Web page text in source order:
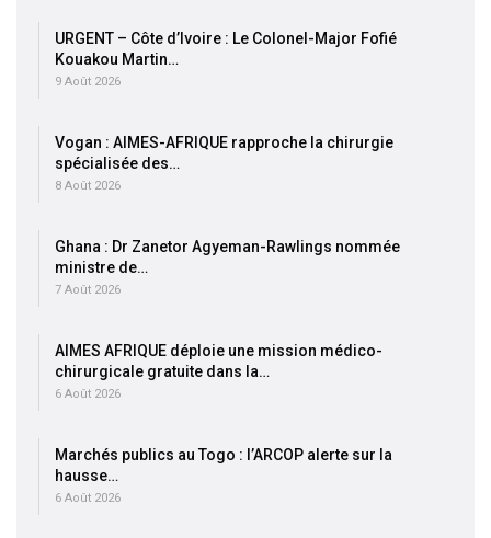
URGENT – Côte d’Ivoire : Le Colonel-Major Fofié
Kouakou Martin…
9 Août 2026
Vogan : AIMES-AFRIQUE rapproche la chirurgie
spécialisée des…
8 Août 2026
Ghana : Dr Zanetor Agyeman-Rawlings nommée
ministre de…
7 Août 2026
AIMES AFRIQUE déploie une mission médico-
chirurgicale gratuite dans la…
6 Août 2026
Marchés publics au Togo : l’ARCOP alerte sur la
hausse…
6 Août 2026